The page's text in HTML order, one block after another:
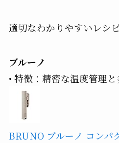
適切なわかりやすいレシ
ブルーノ
• 特徴：精密な温度管理と
BRUNO ブルーノ コンパ